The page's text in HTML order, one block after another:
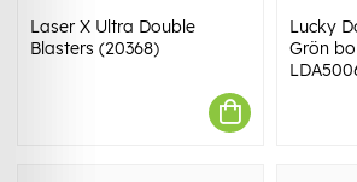
Laser X Ultra Double
Blasters (20368)
Lucky
Grön